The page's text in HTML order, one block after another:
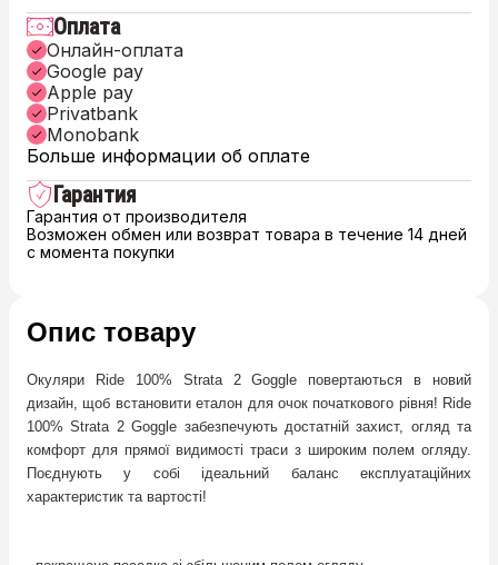
Оплата
Онлайн-оплата
Google pay
Apple pay
Privatbank
Monobank
Больше информации об оплате
Гарантия
Гарантия от производителя
Возможен обмен или возврат товара в течение 14 дней
с момента покупки
Опис товару
Окуляри Ride 100% Strata 2 Goggle повертаються в новий
дизайн, щоб встановити еталон для очок початкового рівня! Ride
100% Strata 2 Goggle забезпечують достатній захист, огляд та
комфорт для прямої видимості траси з широким полем огляду.
Поєднують у собі ідеальний баланс експлуатаційних
характеристик та вартості!